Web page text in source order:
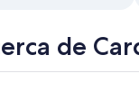
de